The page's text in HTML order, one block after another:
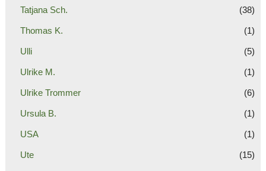
Tatjana Sch. (38)
Thomas K. (1)
Ulli (5)
Ulrike M. (1)
Ulrike Trommer (6)
Ursula B. (1)
USA (1)
Ute (15)